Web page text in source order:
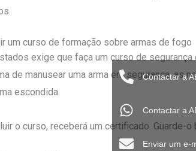
um curso de formação sobre armas de fogo
exige que faça um curso de
de manusear uma arma em segurança,
escondida.
o curso, receberá um certificado. Guarde-
Contactar a
Contactar a
Enviar um e-